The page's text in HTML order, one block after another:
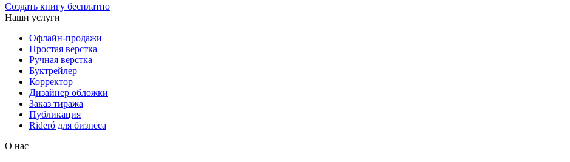
Создать книгу бесплатно
Наши услуги
Офлайн-продажи
Простая верстка
Ручная верстка
Буктрейлер
Корректор
Дизайнер обложки
Заказ тиража
Публикация
Rideró для бизнеса
О нас